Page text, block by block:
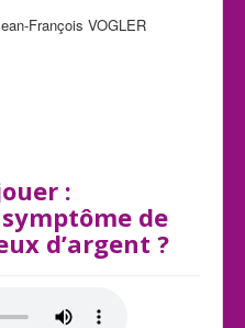
François VOGLER
:
de
d’argent ?